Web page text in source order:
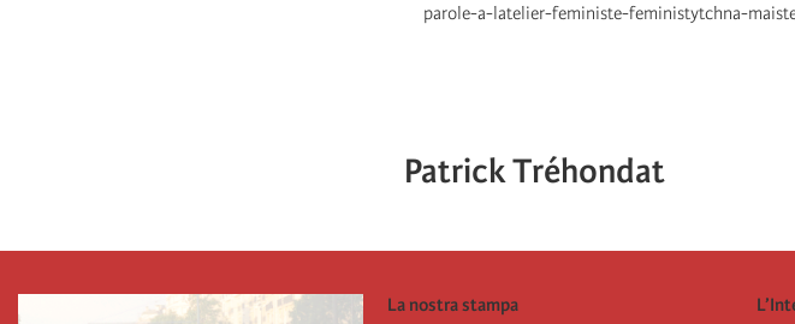
parole-a-latelier-feministe-feministytchna-
Patrick Tréhondat
La nostra stampa